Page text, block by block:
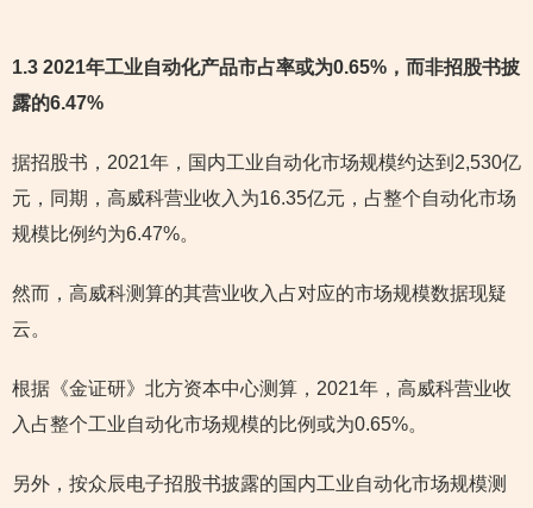
1.3 2021年工业自动化产品市占率或为0.65%，而非招股书披
露的6.47%
据招股书，2021年，国内工业自动化市场规模约达到2,530亿
元，同期，高威科营业收入为16.35亿元，占整个自动化市场
规模比例约为6.47%。
然而，高威科测算的其营业收入占对应的市场规模数据现疑
云。
根据《金证研》北方资本中心测算，2021年，高威科营业收
入占整个工业自动化市场规模的比例或为0.65%。
另外，按众辰电子招股书披露的国内工业自动化市场规模测